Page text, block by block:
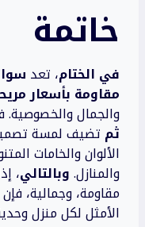
خاتمة
في الختام، تعد
مقاومة بأسعار
والجمال
ثم تضيف لمسة
الألوان والخامات
والمنازل.وبالتالي،
مقاومة، وجمالية،
الأمثل لكل منزل